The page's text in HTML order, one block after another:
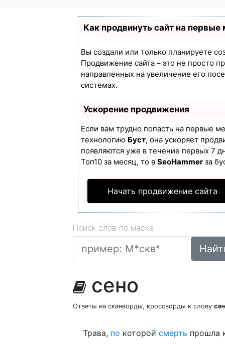
Как продвинуть сайт на первые
Вы создали или только планируете
Продвижение сайта – это не просто
направленных на увеличение его
системах.
Ускорение продвижения
Если вам трудно попасть на первые
технологию Буст, она ускоряет
появляются уже в течение первых 7
Топ10 за месяц, то в SeoHammer за
Начать продвижение сайта
Поиск слов по маске
сено
Ответы на сканворды, кроссворды к слову
Трава, по которой смерть прошла